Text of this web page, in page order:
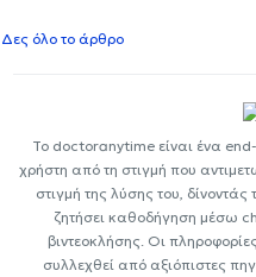
Δες όλο το άρθρο
Το doctoranytime είναι ένα
χρήστη από τη στιγμή που
στιγμή της λύσης του, δίνοντάς
ζητήσει καθοδήγηση μέσω
βιντεοκλήσης. Οι
συλλεχθεί από αξιόπιστες